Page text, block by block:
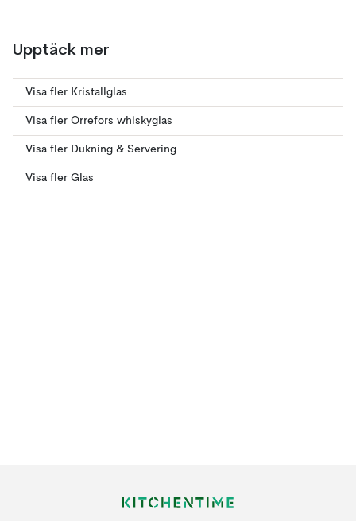
Upptäck mer
Visa fler Kristallglas
Visa fler Orrefors whiskyglas
Visa fler Dukning & Servering
Visa fler Glas